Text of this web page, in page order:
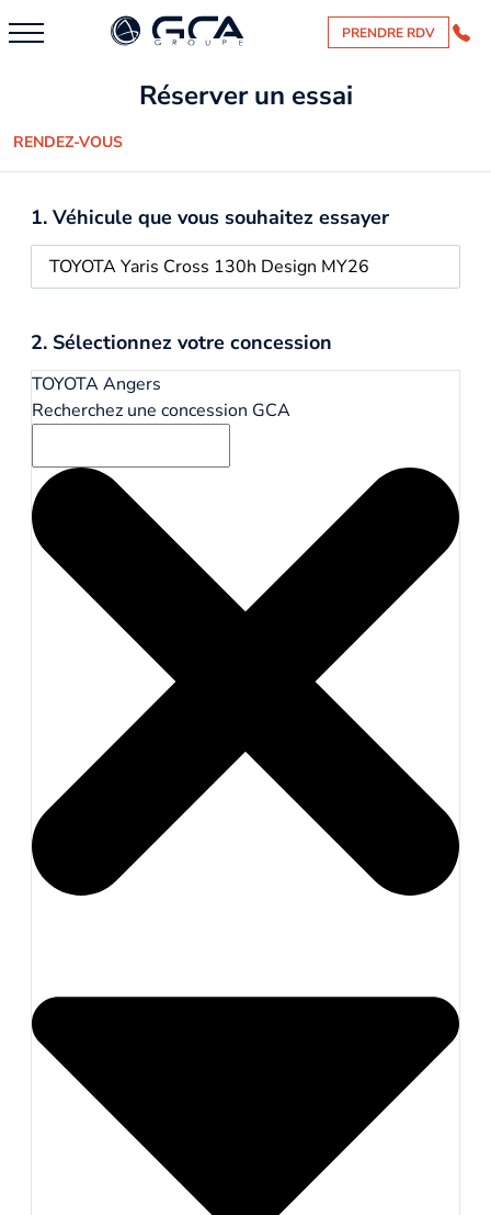
PRENDRE RDV
Réserver un essai
RENDEZ-VOUS
1. Véhicule que vous souhaitez essayer
2. Sélectionnez votre concession
TOYOTA Angers
Recherchez une concession GCA